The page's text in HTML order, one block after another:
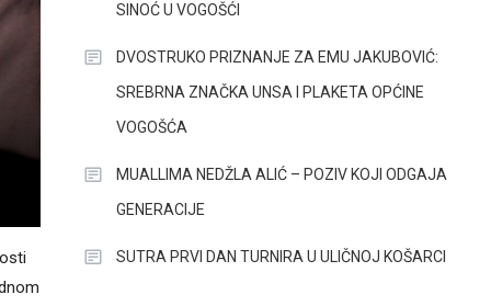
SINOĆ U VOGOŠĆI
DVOSTRUKO PRIZNANJE ZA EMU JAKUBOVIĆ:
SREBRNA ZNAČKA UNSA I PLAKETA OPĆINE
VOGOŠĆA
MUALLIMA NEDŽLA ALIĆ – POZIV KOJI ODGAJA
GENERACIJE
SUTRA PRVI DAN TURNIRA U ULIČNOJ KOŠARCI